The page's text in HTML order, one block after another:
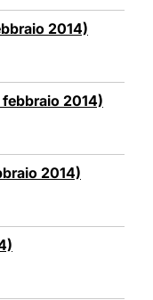
2014)
2014)
2014)